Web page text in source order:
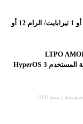
الذاكرة 256 أو 512 جيجابايت أو 1 تيرابايت/ الرام 12 أو
بنسبة 100٪.